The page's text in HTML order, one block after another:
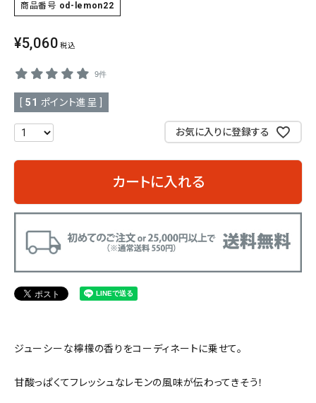
絞り込んで検索
SALE
帯結び動画
SHOPPING GUIDE
ABOUT
商品番号 od-lemon22
¥5,060 税込
9件
51 ポイント進呈 ]
お気に入りに登録する
カートに入れる
ジューシーな檸檬の香りをコーディネートに乗せて。
甘酸っぱくてフレッシュなレモンの風味が伝わってきそう！